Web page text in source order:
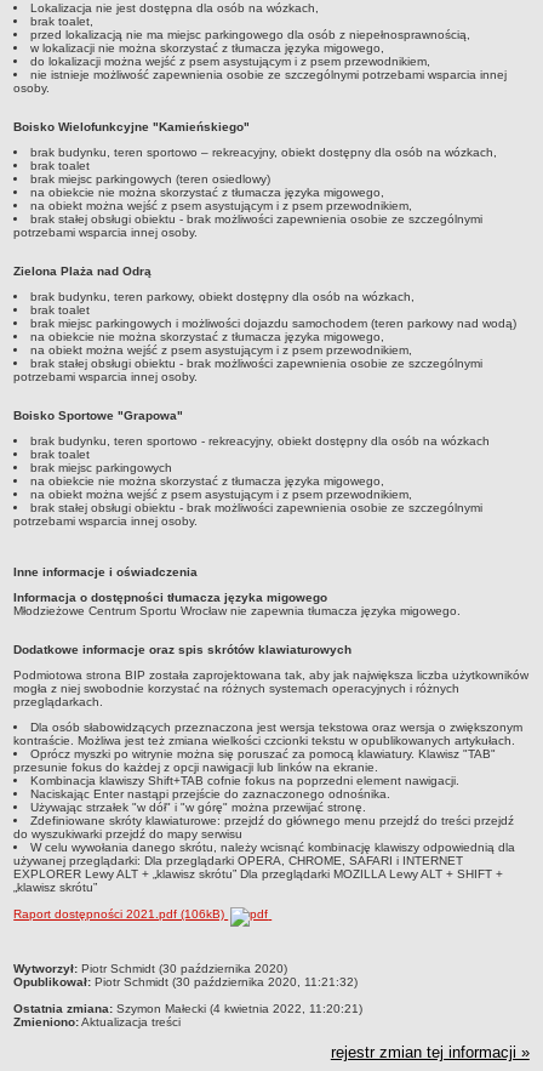
Lokalizacja nie jest dostępna dla osób na wózkach,
brak toalet,
przed lokalizacją nie ma miejsc parkingowego dla osób z niepełnosprawnością,
w lokalizacji nie można skorzystać z tłumacza języka migowego,
do lokalizacji można wejść z psem asystującym i z psem przewodnikiem,
nie istnieje możliwość zapewnienia osobie ze szczególnymi potrzebami wsparcia innej
osoby.
Boisko Wielofunkcyjne "Kamieńskiego"
brak budynku, teren sportowo – rekreacyjny, obiekt dostępny dla osób na wózkach,
brak toalet
brak miejsc parkingowych (teren osiedlowy)
na obiekcie nie można skorzystać z tłumacza języka migowego,
na obiekt można wejść z psem asystującym i z psem przewodnikiem,
brak stałej obsługi obiektu - brak możliwości zapewnienia osobie ze szczególnymi
potrzebami wsparcia innej osoby.
Zielona Plaża nad Odrą
brak budynku, teren parkowy, obiekt dostępny dla osób na wózkach,
brak toalet
brak miejsc parkingowych i możliwości dojazdu samochodem (teren parkowy nad wodą)
na obiekcie nie można skorzystać z tłumacza języka migowego,
na obiekt można wejść z psem asystującym i z psem przewodnikiem,
brak stałej obsługi obiektu - brak możliwości zapewnienia osobie ze szczególnymi
potrzebami wsparcia innej osoby.
Boisko Sportowe "Grapowa"
brak budynku, teren sportowo - rekreacyjny, obiekt dostępny dla osób na wózkach
brak toalet
brak miejsc parkingowych
na obiekcie nie można skorzystać z tłumacza języka migowego,
na obiekt można wejść z psem asystującym i z psem przewodnikiem,
brak stałej obsługi obiektu - brak możliwości zapewnienia osobie ze szczególnymi
potrzebami wsparcia innej osoby.
Inne informacje i oświadczenia
Informacja o dostępności tłumacza języka migowego
Młodzieżowe Centrum Sportu Wrocław nie zapewnia tłumacza języka migowego.
Dodatkowe informacje oraz spis skrótów klawiaturowych
Podmiotowa strona BIP została zaprojektowana tak, aby jak największa liczba użytkowników
mogła z niej swobodnie korzystać na różnych systemach operacyjnych i różnych
przeglądarkach.
Dla osób słabowidzących przeznaczona jest wersja tekstowa oraz wersja o zwiększonym
kontraście. Możliwa jest też zmiana wielkości czcionki tekstu w opublikowanych artykułach.
Oprócz myszki po witrynie można się poruszać za pomocą klawiatury. Klawisz "TAB"
przesunie fokus do każdej z opcji nawigacji lub linków na ekranie.
Kombinacja klawiszy Shift+TAB cofnie fokus na poprzedni element nawigacji.
Naciskając Enter nastąpi przejście do zaznaczonego odnośnika.
Używając strzałek "w dół" i "w górę" można przewijać stronę.
Zdefiniowane skróty klawiaturowe: przejdź do głównego menu przejdź do treści przejdź
do wyszukiwarki przejdź do mapy serwisu
W celu wywołania danego skrótu, należy wcisnąć kombinację klawiszy odpowiednią dla
używanej przeglądarki: Dla przeglądarki OPERA, CHROME, SAFARI i INTERNET
EXPLORER Lewy ALT + „klawisz skrótu” Dla przeglądarki MOZILLA Lewy ALT + SHIFT +
„klawisz skrótu”
Raport dostępności 2021.pdf (106kB)
metryczka
Wytworzył: Piotr Schmidt (30 października 2020)
Opublikował: Piotr Schmidt (30 października 2020, 11:21:32)
Ostatnia zmiana: Szymon Małecki (4 kwietnia 2022, 11:20:21)
Zmieniono:Aktualizacja treści
rejestr zmian tej informacji »